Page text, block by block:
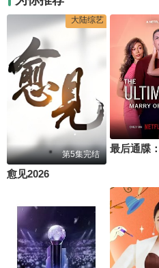
大陆综艺
第5集完结
愈见2026